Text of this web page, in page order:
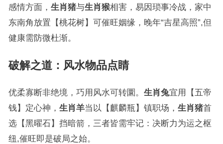
感情方面， 生肖猪与生肖猴相害，易因琐事冷战，家中
东南角放置【桃花树】可催旺姻缘，晚年“吉星高照”,但
健康需防微杜渐。
破解之道：风水物品点睛
优柔寡断非绝境，巧用风水可转圜。 生肖兔宜用【五帝
钱】定心神， 生肖羊当以【麒麟瓶】镇职场， 生肖猪首
选【黑曜石】挡暗箭，三者皆需牢记：决断力为运之枢
纽,催旺即是破局之始。